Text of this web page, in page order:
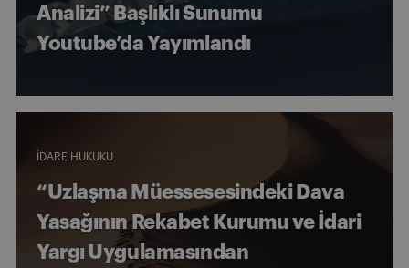
Analizi” Başlıklı Sunumu
Youtube’da Yayımlandı
İDARE HUKUKU
“Uzlaşma Müessesesindeki Dava
Yasağının Rekabet Kurumu ve İdari
Yargı Uygulamasından